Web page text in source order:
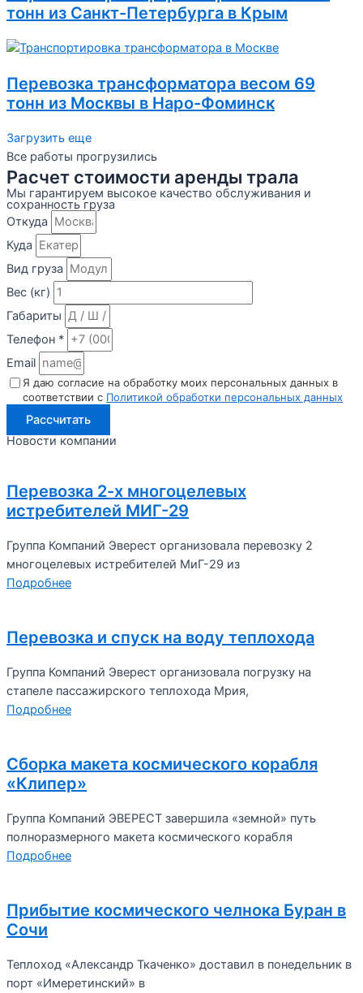
тонн из Санкт-Петербурга в Крым
Перевозка трансформатора весом 69
тонн из Москвы в Наро-Фоминск
Загрузить еще
Все работы прогрузились
Расчет стоимости аренды трала
Мы гарантируем высокое качество обслуживания и
сохранность груза
Откуда
Куда
Вид груза
Вес (кг)
Габариты
Телефон *
Email
Я даю согласие на обработку моих персональных данных в
соответствии с Политикой обработки персональных данных
Рассчитать
Новости компании
Перевозка 2-х многоцелевых
истребителей МИГ-29
Группа Компаний Эверест организовала перевозку 2
многоцелевых истребителей МиГ-29 из
Подробнее
Перевозка и спуск на воду теплохода
Группа Компаний Эверест организовала погрузку на
стапеле пассажирского теплохода Мрия,
Подробнее
Сборка макета космического корабля
«Клипер»
Группа Компаний ЭВЕРЕСТ завершила «земной» путь
полноразмерного макета космического корабля
Подробнее
Прибытие космического челнока Буран в
Сочи
Теплоход «Александр Ткаченко» доставил в понедельник в
порт «Имеретинский» в